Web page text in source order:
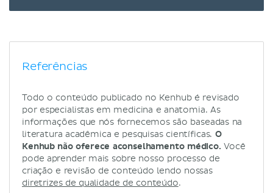
Referências
Todo o conteúdo publicado no Kenhub é revisado
por especialistas em medicina e anatomia. As
informações que nós fornecemos são baseadas na
literatura acadêmica e pesquisas científicas. O
Kenhub não oferece aconselhamento médico. Você
pode aprender mais sobre nosso processo de
criação e revisão de conteúdo lendo nossas
diretrizes de qualidade de conteúdo.